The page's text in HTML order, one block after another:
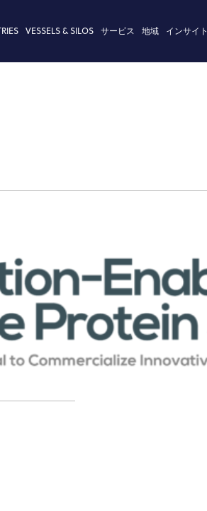
ールドブロックの工程技術
リクサー
VESSELS & SILOS サービス 地域
ンボジア
インサイト
企業理念
製品の技術設計者
金属建設設計者